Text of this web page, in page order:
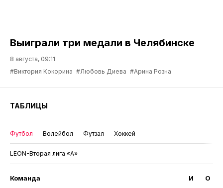
Выиграли три медали в Челябинске
8 августа, 09:11
#Виктория Кокорина #Любовь Диева #Арина Розна
ТАБЛИЦЫ
Футбол Волейбол Футзал Хоккей
LEON-Вторая лига «А»
Команда И О